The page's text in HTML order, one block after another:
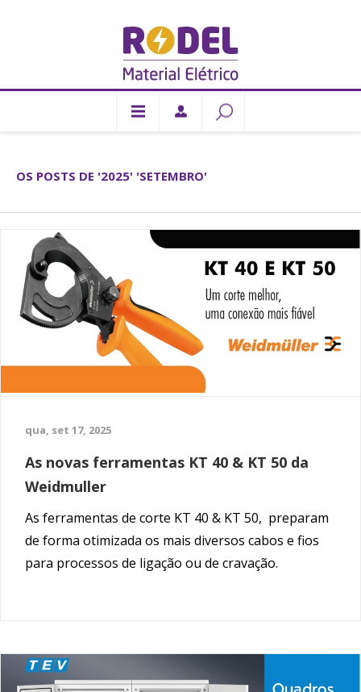
OS POSTS DE '2025' 'SETEMBRO'
qua, set 17, 2025
As novas ferramentas KT 40 & KT 50 da
Weidmuller
As ferramentas de corte KT 40 & KT 50, preparam
de forma otimizada os mais diversos cabos e fios
para processos de ligação ou de cravação.